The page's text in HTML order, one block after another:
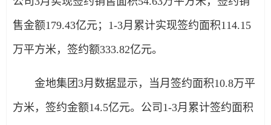
售金额179.43亿元；1-3月累计实现签约面积114.15
万平方米，签约额333.82亿元。
金地集团3月数据显示，当月签约面积10.8万平
方米，签约金额14.5亿元。公司1-3月累计签约面积